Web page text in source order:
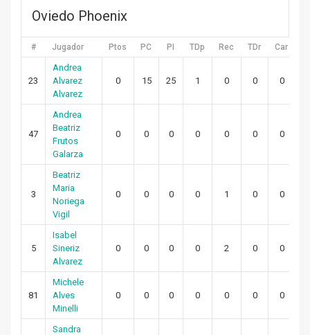
Oviedo Phoenix
# Jugador Ptos PC PI TDp Rec TDr Car
23
Andrea
Alvarez
Alvarez
0 15 25 1 0 0 0
47
Andrea
Beatriz
Frutos
Galarza
0 0 0 0 0 0 0
3
Beatriz
Maria
Noriega
Vigil
0 0 0 0 1 0 0
5
Isabel
Sineriz
Alvarez
0 0 0 0 2 0 0
81
Michele
Alves
Minelli
0 0 0 0 0 0 0
Sandra